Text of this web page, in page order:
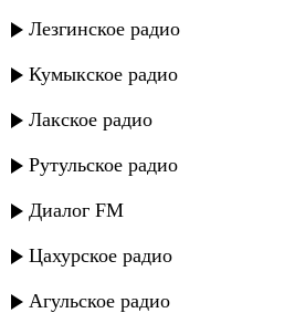
Лезгинское радио
Кумыкское радио
Лакское радио
Рутульское радио
Диалог FM
Цахурское радио
Агульское радио
Рустам Ахмедханов -
Рустам Ахмедханов -
Рустам Ахмедханов -